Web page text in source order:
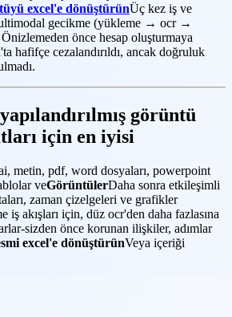
excel'e dönüştürünÜç kez iş ve
gecikme (yükleme → ocr →
Önizlemeden önce hesap oluşturmaya
hafifçe cezalandırıldı, ancak doğruluk
görüntü
için en iyisi
metin, pdf, word dosyaları, powerpoint
veGörüntülerDaha sonra etkileşimli
zaman çizelgeleri ve grafikler
iş akışları için, düz ocr'den daha fazlasına
sizden önce korunan ilişkiler, adımlar
excel'e dönüştürünVeya içeriği